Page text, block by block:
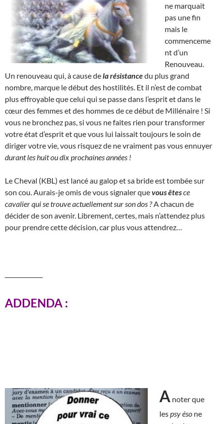
ne marquait
pas une fin
mais le
commenceme
nt d’un
Renouveau.
Un renouveau qui, à cause dela résistancedu plus grand
nombre, marque le début des hostilités. Et il n’est de combat
plus effroyable que celui qui se passe dans l’esprit et dans le
cœur des femmes et des hommes de ce début de Millénaire ! Si
vous ne bronchez pas, si vous ne faites rien pour transformer
votre état d’esprit et que vous lui laissait toujours le soin de
diriger votre vie, vous risquez de ne vraiment pas vous ennuyer
durant les huit ou dix prochaines années !
Le Cheval (KBL) est lancé au galop et sa bride est tombée sur
son cou. Aurais-je omis de vous signaler quevous êtesce
cavalier qui se trouve actuellement sur son dos ?A chacun de
décider de son avenir. Librement, certes, mais n’attendez plus
pour prendre cette décision, car plus vous attendrez…
ADDENDA :
A noter que
lespsy éso ne